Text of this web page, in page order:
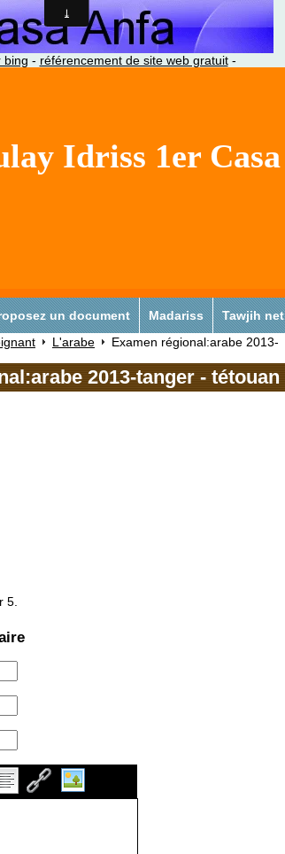
bing - référencement de site web gratuit-
Idriss 1er Casa
un document Madariss Tawjih net
L'arabe
Examen régional:arabe 2013-
2013-tanger - tétouan
5.